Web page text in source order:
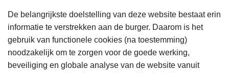
De belangrijkste doelstelling van deze website bestaat erin
informatie te verstrekken aan de burger. Daarom is het
gebruik van functionele cookies (na toestemming)
noodzakelijk om te zorgen voor de goede werking,
beveiliging en globale analyse van de website vanuit